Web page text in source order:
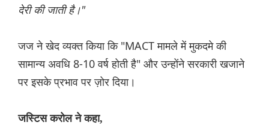
देरी की जाती है।"
जज ने खेद व्यक्त किया कि "MACT मामले में मुकदमे की
सामान्य अवधि 8-10 वर्ष होती है" और उन्होंने सरकारी खजाने
पर इसके प्रभाव पर ज़ोर दिया।
जस्टिस करोल ने कहा,